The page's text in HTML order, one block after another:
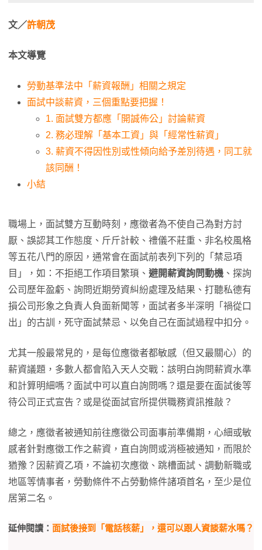
文／許朝茂
本文導覽
勞動基準法中「薪資報酬」相關之規定
面試中談薪資，三個重點要把握！
1. 面試雙方都應「開誠佈公」討論薪資
2. 務必理解「基本工資」與「經常性薪資」
3. 薪資不得因性別或性傾向給予差別待遇，同工就
該同酬！
小結
職場上，面試雙方互動時刻，應徵者為不使自己為對方討
厭、誤認其工作態度、斤斤計較、禮儀不莊重、非名校風格
等五花八門的原因，通常會在面試前表列下列的「禁忌項
目」，如：不拒絕工作項目繁瑣、 避開薪資詢問動機 、探詢
公司歷年盈虧、詢問近期勞資糾紛處理及結果、打聽私德有
損公司形象之負責人負面新聞等，面試者多半深明「禍從口
出」的古訓，死守面試禁忌、以免自己在面試過程中扣分。
尤其一般最常見的，是每位應徵者都敏感（但又最關心）的
薪資議題，多數人都會陷入天人交戰：該明白詢問薪資水準
和計算明細嗎？面試中可以直白詢問嗎？還是要在面試後等
待公司正式宣告？或是從面試官所提供職務資訊推敲？
總之，應徵者被通知前往應徵公司面事前準備期，心細或敏
感者針對應徵工作之薪資，直白詢問或消極被通知，而限於
猶豫？因薪資乙項，不論初次應徵、跳槽面試、調動新職或
地區等情事者，勞動條件不占勞動條件諸項首名，至少是位
居第二名。
延伸閱讀： 面試後接到「電話核薪」，還可以跟人資談薪水嗎？